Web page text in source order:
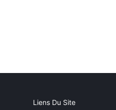
Liens Du Site